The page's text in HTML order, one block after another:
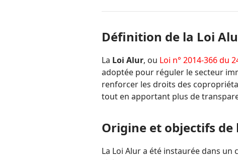
Définition de la Loi
La Loi Alur, ou Loi n° 2014-366 du
adoptée pour réguler le secteur
renforcer les droits des
tout en apportant plus de
Origine et objectifs de
La Loi Alur a été instaurée dans